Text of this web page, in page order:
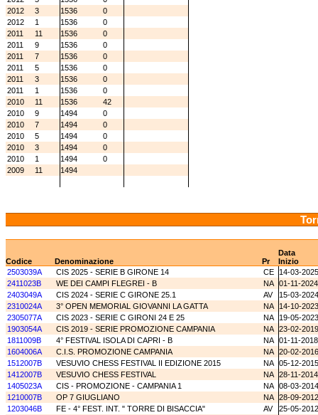
2012
3 1536
0
2012
1 1536
0
2011
11 1536
0
2011
9 1536
0
2011
7 1536
0
2011
5 1536
0
2011
3 1536
0
2011
1 1536
0
2010
11 1536
42
2010
9 1494
0
2010
7 1494
0
2010
5 1494
0
2010
3 1494
0
2010
1 1494
0
2009
11 1494
Data
Codice
Denominazione Pr
Inizio
2503039A
CIS 2025 - SERIE B GIRONE 14 CE
14-03-2025
2411023B
WE DEI CAMPI FLEGREI - B NA 01-11-2024
2403049A
CIS 2024 - SERIE C GIRONE 25.1 AV
15-03-2024
2310024A
3° OPEN MEMORIAL GIOVANNI LA GATTA NA
14-10-2023
2305077A
CIS 2023 - SERIE C GIRONI 24 E 25 NA
19-05-2023
1903054A
CIS 2019 - SERIE PROMOZIONE CAMPANIA NA 23-02-2019
1811009B
4° FESTIVAL ISOLA DI CAPRI - B NA 01-11-2018
1604006A
C.I.S. PROMOZIONE CAMPANIA NA 20-02-2016
1512007B
VESUVIO CHESS FESTIVAL II EDIZIONE 2015 NA 05-12-2015
1412007B
VESUVIO CHESS FESTIVAL NA 28-11-2014
1405023A
CIS - PROMOZIONE - CAMPANIA 1 NA 08-03-2014
1210007B
OP 7 GIUGLIANO NA 28-09-2012
1203046B
FE - 4° FEST. INT. " TORRE DI BISACCIA" AV
25-05-2012